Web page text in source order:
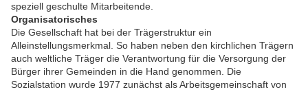
speziell geschulte Mitarbeitende.
Organisatorisches
Die Gesellschaft hat bei der Trägerstruktur ein
Alleinstellungsmerkmal. So haben neben den kirchlichen Trägern
auch weltliche Träger die Verantwortung für die Versorgung der
Bürger ihrer Gemeinden in die Hand genommen. Die
Sozialstation wurde 1977 zunächst als Arbeitsgemeinschaft von